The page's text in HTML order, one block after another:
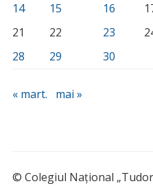
14
15 16
21
22 23
28
29 30
« mart. mai »
© Colegiul Național „Tudor